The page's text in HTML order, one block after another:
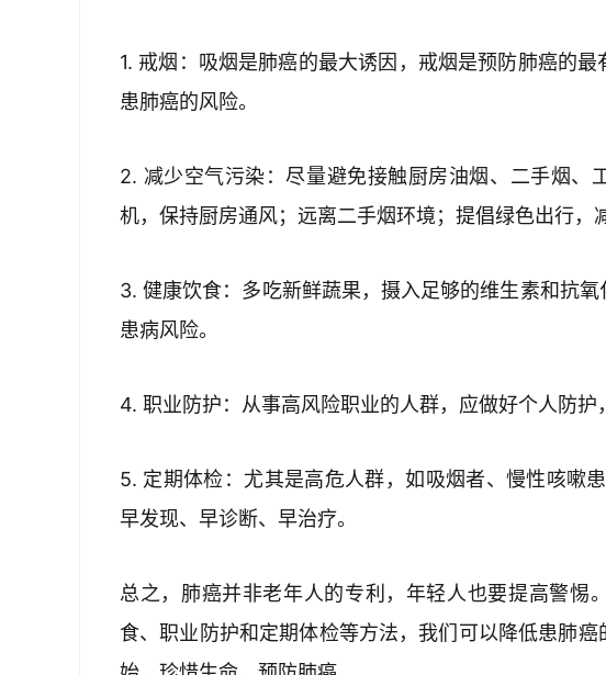
1. 戒烟：吸烟是肺癌的最大诱因，戒烟是预防肺癌的
患肺癌的风险。
2. 减少空气污染：尽量避免接触厨房油烟、二手烟、
机，保持厨房通风；远离二手烟环境；提倡绿色出行，
3. 健康饮食：多吃新鲜蔬果，摄入足够的维生素和抗
患病风险。
4. 职业防护：从事高风险职业的人群，应做好个人防护
5. 定期体检：尤其是高危人群，如吸烟者、慢性咳嗽
早发现、早诊断、早治疗。
总之，肺癌并非老年人的专利，年轻人也要提高警惕
食、职业防护和定期体检等方法，我们可以降低患肺